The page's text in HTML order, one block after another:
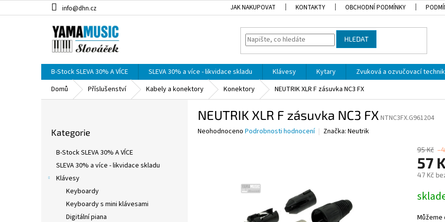
na
info@dhn.cz JAK NAKUPOVAT KONTAKTY OBCHODNÍ PODMÍNKY
HLEDAT
B-Stock SLEVA 30% A VÍCE SLEVA 30% a více - likvidace skladu Klávesy Kytary Zvuková a ozvučovací
Domů
Příslušenství Kabely a konektory Konektory NEUTRIK XLR F zásuvka NC3 FX
kategorie
Kategorie
B-Stock SLEVA 30% A VÍCE
SLEVA 30% a více - likvidace skladu
Klávesy
Keyboardy
Keyboardy s mini klávesami
Digitální piana
NEUTRIK XLR F zásuvka NC3 FX NTNC3FX.G961204
Průměrné
Neohodnoceno Podrobnosti hodnocení Značka: Neutrik
95 Kč
57
47 Kč
cena:
Můžeme